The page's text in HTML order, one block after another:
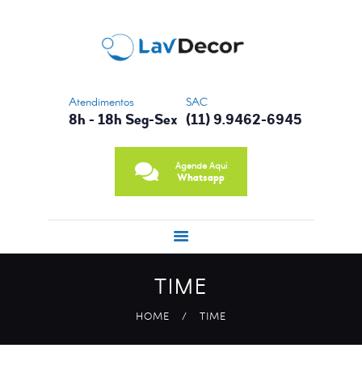
Atendimentos
8h - 18h Seg-Sex
SAC
(11) 9.9462-6945
Agende Aqui
Whatsapp
TIME
HOME TIME
NOSSA HISTÓRIA
SERVIÇOS